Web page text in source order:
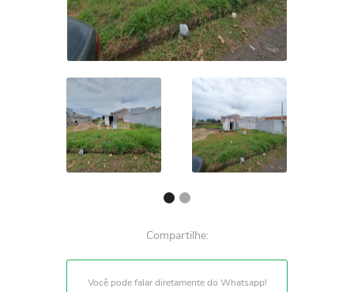
Compartilhe:
Você pode falar diretamente do Whatsapp!